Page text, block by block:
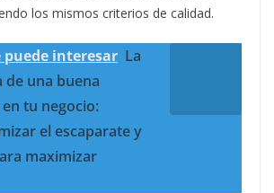
los mismos criterios de calidad.
puede interesar La
una buena
tu negocio:
el escaparate y
maximizar